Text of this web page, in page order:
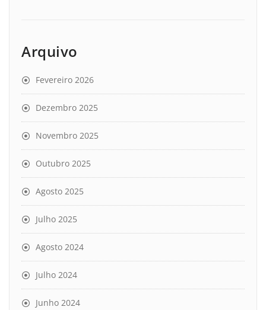
Arquivo
Fevereiro 2026
Dezembro 2025
Novembro 2025
Outubro 2025
Agosto 2025
Julho 2025
Agosto 2024
Julho 2024
Junho 2024